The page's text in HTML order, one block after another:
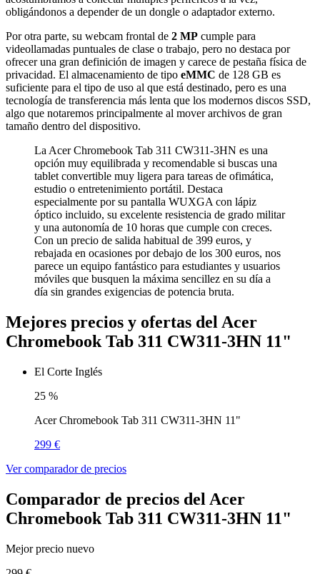
obligándonos a depender de un dongle o adaptador externo.
Por otra parte, su webcam frontal de 2 MP cumple para
videollamadas puntuales de clase o trabajo, pero no destaca por
ofrecer una gran definición de imagen y carece de pestaña física de
privacidad. El almacenamiento de tipo eMMC de 128 GB es
suficiente para el tipo de uso al que está destinado, pero es una
tecnología de transferencia más lenta que los modernos discos SSD,
algo que notaremos principalmente al mover archivos de gran
tamaño dentro del dispositivo.
La Acer Chromebook Tab 311 CW311-3HN es una
opción muy equilibrada y recomendable si buscas una
tablet convertible muy ligera para tareas de ofimática,
estudio o entretenimiento portátil. Destaca
especialmente por su pantalla WUXGA con lápiz
óptico incluido, su excelente resistencia de grado militar
y una autonomía de 10 horas que cumple con creces.
Con un precio de salida habitual de 399 euros, y
rebajada en ocasiones por debajo de los 300 euros, nos
parece un equipo fantástico para estudiantes y usuarios
móviles que busquen la máxima sencillez en su día a
día sin grandes exigencias de potencia bruta.
Mejores precios y ofertas del Acer
Chromebook Tab 311 CW311-3HN 11"
El Corte Inglés
25 %
Acer Chromebook Tab 311 CW311-3HN 11"
299 €
Ver comparador de precios
Comparador de precios del Acer
Chromebook Tab 311 CW311-3HN 11"
Mejor precio nuevo